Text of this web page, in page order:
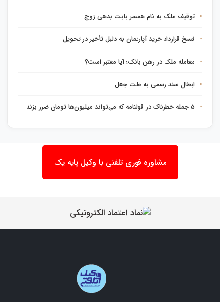
توقیف ملک به نام همسر بابت بدهی زوج
فسخ قرارداد خرید آپارتمان به دلیل تأخیر در تحویل
معامله ملک در رهن بانک؛ آیا معتبر است؟
ابطال سند رسمی به علت جعل
مشاوره فوری تلفنی با وکیل پایه یک